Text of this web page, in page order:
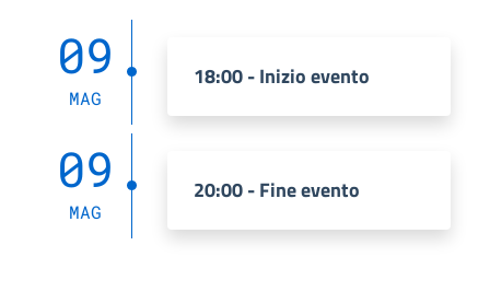
09
MAG
18:00 - Inizio evento
09
MAG
20:00 - Fine evento